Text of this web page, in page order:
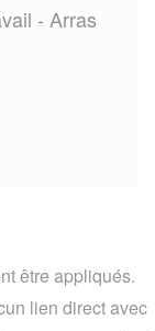
- Arras
être appliqués.
lien direct avec